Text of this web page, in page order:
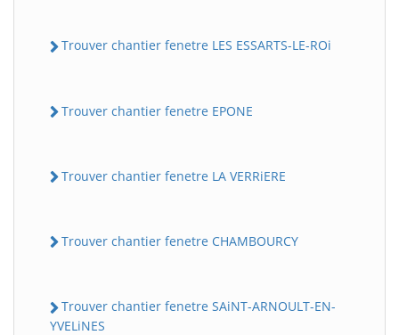
Trouver chantier fenetre LES ESSARTS-LE-ROi
Trouver chantier fenetre EPONE
Trouver chantier fenetre LA VERRiERE
Trouver chantier fenetre CHAMBOURCY
Trouver chantier fenetre SAiNT-ARNOULT-EN-
YVELiNES